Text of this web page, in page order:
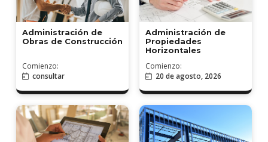
Administración de
Obras de Construcción
Comienzo:
consultar
Administración de
Propiedades
Horizontales
Comienzo:
20 de agosto, 2026